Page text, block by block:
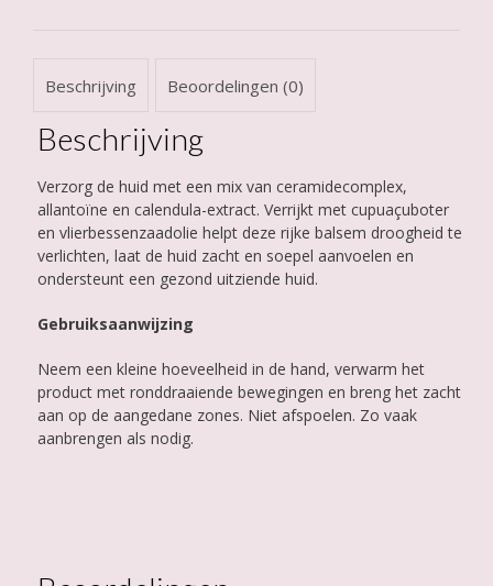
Beschrijving Beoordelingen (0)
Beschrijving
Verzorg de huid met een mix van ceramidecomplex,
allantoïne en calendula-extract. Verrijkt met cupuaçuboter
en vlierbessenzaadolie helpt deze rijke balsem droogheid te
verlichten, laat de huid zacht en soepel aanvoelen en
ondersteunt een gezond uitziende huid.
Gebruiksaanwijzing
Neem een kleine hoeveelheid in de hand, verwarm het
product met ronddraaiende bewegingen en breng het zacht
aan op de aangedane zones. Niet afspoelen. Zo vaak
aanbrengen als nodig.